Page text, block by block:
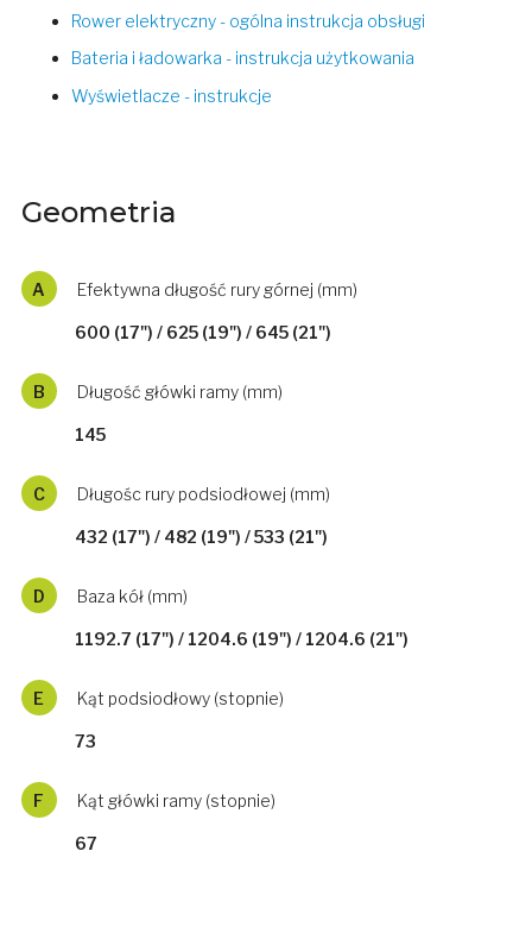
Rower elektryczny - ogólna instrukcja obsługi
Bateria i ładowarka - instrukcja użytkowania
Wyświetlacze - instrukcje
Geometria
A Efektywna długość rury górnej (mm)
600 (17") / 625 (19") / 645 (21")
B Długość główki ramy (mm)
145
C Długośc rury podsiodłowej (mm)
432 (17") / 482 (19") / 533 (21")
D Baza kół (mm)
1192.7 (17") / 1204.6 (19") / 1204.6 (21")
E Kąt podsiodłowy (stopnie)
73
F Kąt główki ramy (stopnie)
67